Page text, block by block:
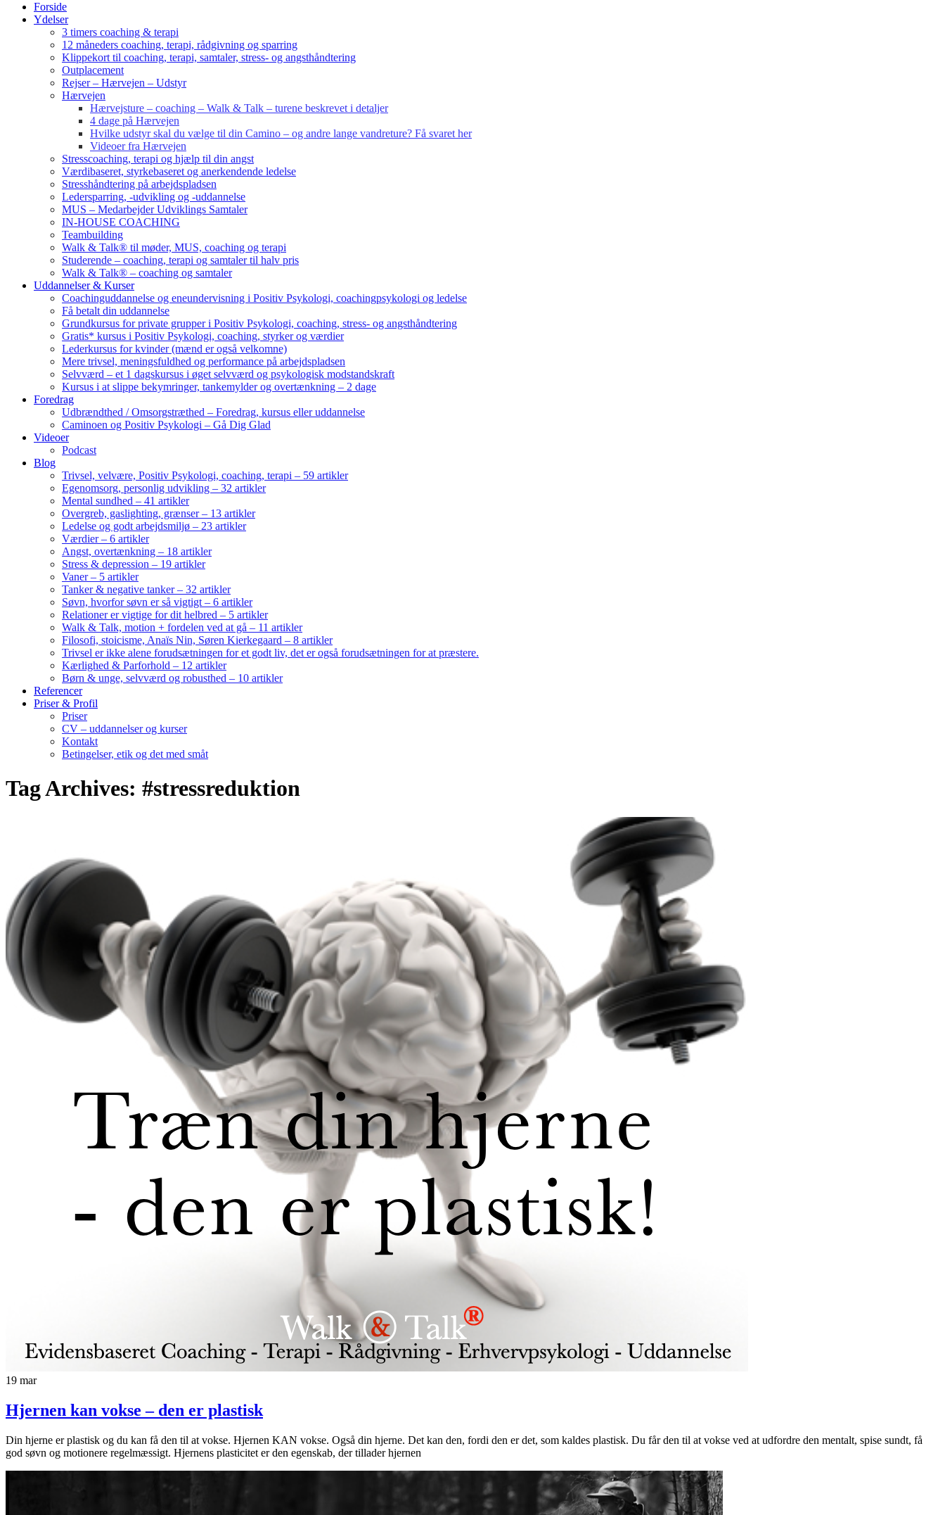
Forside
Ydelser
3 timers coaching & terapi
12 måneders coaching, terapi, rådgivning og sparring
Klippekort til coaching, terapi, samtaler, stress- og angsthåndtering
Outplacement
Rejser – Hærvejen – Udstyr
Hærvejen
Hærvejsture – coaching – Walk & Talk – turene beskrevet i detaljer
4 dage på Hærvejen
Hvilke udstyr skal du vælge til din Camino – og andre lange vandreture? Få svaret her
Videoer fra Hærvejen
Stresscoaching, terapi og hjælp til din angst
Værdibaseret, styrkebaseret og anerkendende ledelse
Stresshåndtering på arbejdspladsen
Ledersparring, -udvikling og -uddannelse
MUS – Medarbejder Udviklings Samtaler
IN-HOUSE COACHING
Teambuilding
Walk & Talk® til møder, MUS, coaching og terapi
Studerende – coaching, terapi og samtaler til halv pris
Walk & Talk® – coaching og samtaler
Uddannelser & Kurser
Coachinguddannelse og eneundervisning i Positiv Psykologi, coachingpsykologi og ledelse
Få betalt din uddannelse
Grundkursus for private grupper i Positiv Psykologi, coaching, stress- og angsthåndtering
Gratis* kursus i Positiv Psykologi, coaching, styrker og værdier
Lederkursus for kvinder (mænd er også velkomne)
Mere trivsel, meningsfuldhed og performance på arbejdspladsen
Selvværd – et 1 dagskursus i øget selvværd og psykologisk modstandskraft
Kursus i at slippe bekymringer, tankemylder og overtænkning – 2 dage
Foredrag
Udbrændthed / Omsorgstræthed – Foredrag, kursus eller uddannelse
Caminoen og Positiv Psykologi – Gå Dig Glad
Videoer
Podcast
Blog
Trivsel, velvære, Positiv Psykologi, coaching, terapi – 59 artikler
Egenomsorg, personlig udvikling – 32 artikler
Mental sundhed – 41 artikler
Overgreb, gaslighting, grænser – 13 artikler
Ledelse og godt arbejdsmiljø – 23 artikler
Værdier – 6 artikler
Angst, overtænkning – 18 artikler
Stress & depression – 19 artikler
Vaner – 5 artikler
Tanker & negative tanker – 32 artikler
Søvn, hvorfor søvn er så vigtigt – 6 artikler
Relationer er vigtige for dit helbred – 5 artikler
Walk & Talk, motion + fordelen ved at gå – 11 artikler
Filosofi, stoicisme, Anaïs Nin, Søren Kierkegaard – 8 artikler
Trivsel er ikke alene forudsætningen for et godt liv, det er også forudsætningen for at præstere.
Kærlighed & Parforhold – 12 artikler
Børn & unge, selvværd og robusthed – 10 artikler
Referencer
Priser & Profil
Priser
CV – uddannelser og kurser
Kontakt
Betingelser, etik og det med småt
Tag Archives: #stressreduktion
19 mar
Hjernen kan vokse – den er plastisk
Din hjerne er plastisk og du kan få den til at vokse. Hjernen KAN vokse. Også din hjerne. Det kan den, fordi den er det, som kaldes plastisk. Du får den til at vokse ved at udfordre den mentalt, spise sundt, få
god søvn og motionere regelmæssigt. Hjernens plasticitet er den egenskab, der tillader hjernen